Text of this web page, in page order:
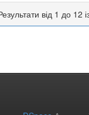
від 1 до 12